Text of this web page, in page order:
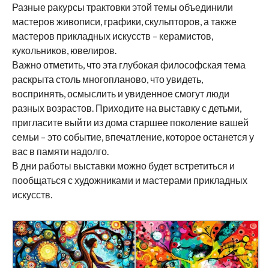
Разные ракурсы трактовки этой темы объединили
мастеров живописи, графики, скульпторов, а также
мастеров прикладных искусств – керамистов,
кукольников, ювелиров.
Важно отметить, что эта глубокая философская тема
раскрыта столь многопланово, что увидеть,
воспринять, осмыслить и увиденное смогут люди
разных возрастов. Приходите на выставку с детьми,
пригласите выйти из дома старшее поколение вашей
семьи – это событие, впечатление, которое останется у
вас в памяти надолго.
В дни работы выставки можно будет встретиться и
пообщаться с художниками и мастерами прикладных
искусств.